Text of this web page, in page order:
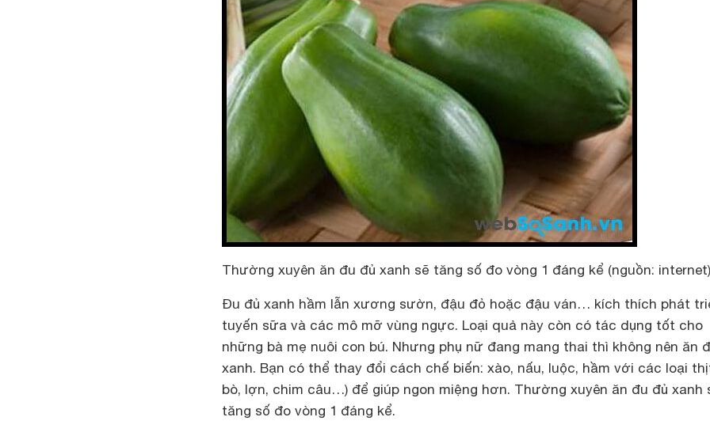
Thường xuyên ăn đu đủ xanh sẽ tăng số đo vòng 1 đáng kể (nguồn: internet)
Đu đủ xanh hầm lẫn xương sườn, đậu đỏ hoặc đậu ván… kích thích phát
tuyến sữa và các mô mỡ vùng ngực. Loại quả này còn có tác dụng tốt cho
những bà mẹ nuôi con bú. Nhưng phụ nữ đang mang thai thì không nên ăn
xanh. Bạn có thể thay đổi cách chế biến: xào, nấu, luộc, hầm với các loại
bò, lợn, chim câu…) để giúp ngon miệng hơn. Thường xuyên ăn đu đủ xanh
tăng số đo vòng 1 đáng kể.